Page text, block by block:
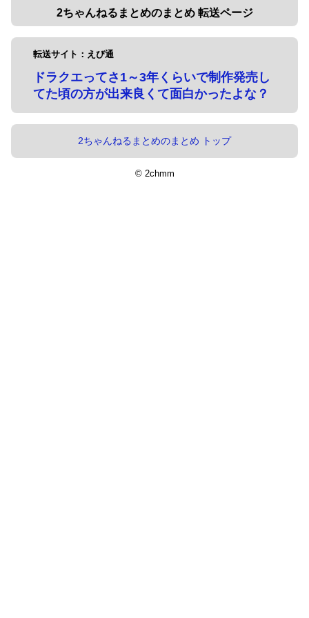
2ちゃんねるまとめのまとめ 転送ページ
転送サイト：えび通
ドラクエってさ1～3年くらいで制作発売し
てた頃の方が出来良くて面白かったよな？
2ちゃんねるまとめのまとめ トップ
© 2chmm